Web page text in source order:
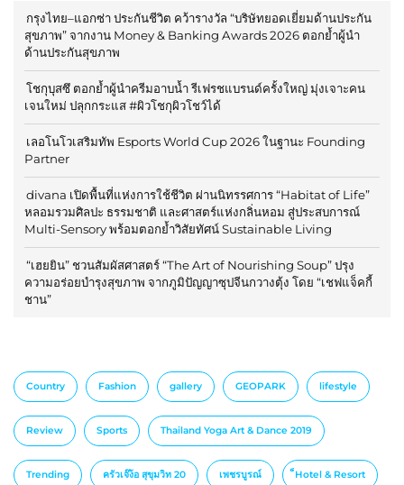
กรุงไทย–แอกซ่า ประกันชีวิต คว้ารางวัล “บริษัทยอดเยี่ยมด้านประกัน
สุขภาพ” จากงาน Money & Banking Awards 2026 ตอกย้ำผู้นำ
ด้านประกันสุขภาพ
โชกุบุสซึ ตอกย้ำผู้นำครีมอาบน้ำ รีเฟรชแบรนด์ครั้งใหญ่ มุ่งเจาะคน
เจนใหม่ ปลุกกระแส #ผิวโชกุผิวโชว์ได้
เลอโนโวเสริมทัพ Esports World Cup 2026 ในฐานะ Founding
Partner
divana เปิดพื้นที่แห่งการใช้ชีวิต ผ่านนิทรรศการ “Habitat of Life”
หลอมรวมศิลปะ ธรรมชาติ และศาสตร์แห่งกลิ่นหอม สู่ประสบการณ์
Multi-Sensory พร้อมตอกย้ำวิสัยทัศน์ Sustainable Living
“เฮยยิน” ชวนสัมผัสศาสตร์ “The Art of Nourishing Soup” ปรุง
ความอร่อยบำรุงสุขภาพ จากภูมิปัญญาซุปจีนกวางตุ้ง โดย “เชฟแจ็คกี้
ชาน”
Country Fashion gallery GEOPARK lifestyle
Review Sports Thailand Yoga Art & Dance 2019
Trending ครัวเจ๊ง้อ สุขุมวิท 20 เพชรบูรณ์ ็Hotel & Resort